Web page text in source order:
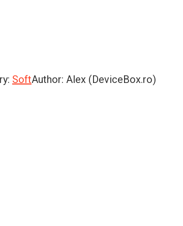
SoftAuthor: Alex (DeviceBox.ro)